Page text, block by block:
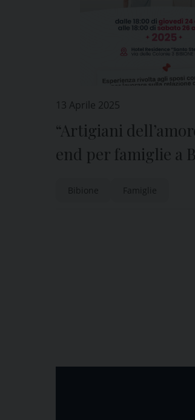
13 Aprile 2025
“Artigiani
end per famiglie a
Bibione Famiglie